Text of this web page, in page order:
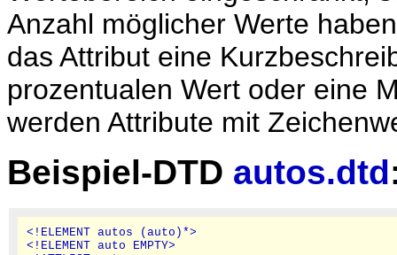
Anzahl möglicher Werte
das Attribut eine
prozentualen Wert oder eine
werden Attribute mit
Beispiel-DTD autos.dtd
<!ELEMENT autos (auto)*>
<!ELEMENT auto EMPTY>